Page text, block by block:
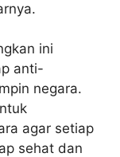
ini
anti-
negara.
agar setiap
sehat dan